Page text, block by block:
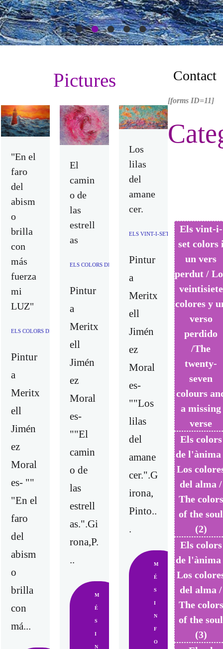
Pictures
"En el
faro
del
abism
o
brilla
con
más
fuerza
mi
LUZ"
ELS COLORS DE L'ÀNIMA / LOS COLORES DEL ALMA / THE COLORS OF THE
Pintur
a
Meritx
ell
Jimén
ez
Moral
es- ""
"En el
faro
del
abism
o
brilla
con
má...
El
camin
o de
las
estrell
as
ELS COLORS DE L'ÀNIMA / LOS COLORES DEL ALMA /
Pintur
a
Meritx
ell
Jimén
ez
Moral
es-
""El
camin
o de
las
estrell
as.".Gi
rona,P.
..
M
É
S
I
N
Los
lilas
del
amane
cer.
ELS VINT-I-SET COLORS I UN VERS
Pintur
a
Meritx
ell
Jimén
ez
Moral
es-
""Los
lilas
del
amane
cer.".G
irona,
Pinto..
.
M
É
S
I
N
F
O
Contact
[forms ID=11]
Cate
Els vint-i-
set colors
un vers
perdut /
veintisiete
colores y
verso
perdido
/The
twenty-
seven
colours
a missing
verse
Els colors
de l'ànima
Los
del alma /
The colors
of the soul
(2)
Els colors
de l'ànima
Los
del alma /
The colors
of the soul
(3)